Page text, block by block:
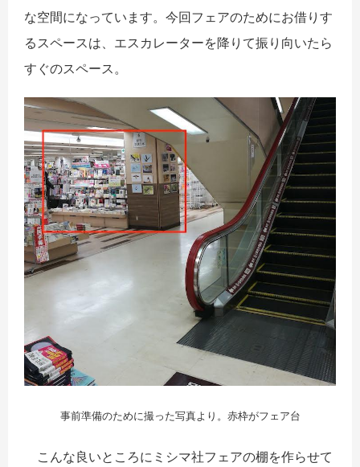
な空間になっています。今回フェアのためにお借りす
るスペースは、エスカレーターを降りて振り向いたら
すぐのスペース。
事前準備のために撮った写真より。赤枠がフェア台
こんな良いところにミシマ社フェアの棚を作らせて